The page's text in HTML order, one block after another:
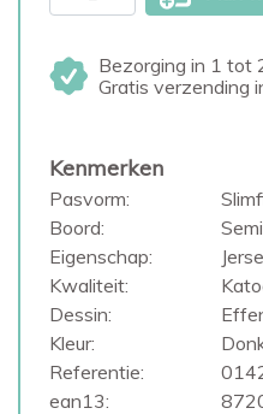
Bezorging in 1 tot
Gratis verzending
Kenmerken
Pasvorm:
Boord:
Eigenschap:
Kwaliteit:
Dessin:
Kleur:
Referentie:
ean13: